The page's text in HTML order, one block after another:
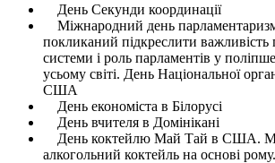
День Секунди координації
Міжнародний день
покликаний підкреслити важливість
системи і роль парламентів у
усьому світі. День Національної
США
День економіста в Білорусі
День вчителя в Домінікані
День коктейлю Май Тай в США.
алкогольний коктейль на основі рому.